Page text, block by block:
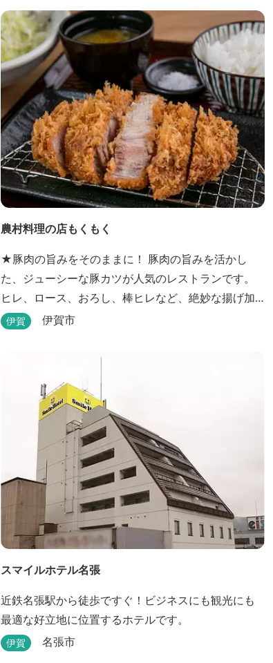
農村料理の店もくもく
★豚肉の旨みをそのままに！ 豚肉の旨みを活かし
た、ジューシーな豚カツが人気のレストランです。
ヒレ、ロース、おろし、棒ヒレなど、絶妙な揚げ加
減を追求した豚カツです。揚げたてを食べていただ
や三重のそば粉を使用してつくる、喉ごしの良い昔
ながらのお蕎麦...
伊賀 伊賀市
スマイルホテル名張
近鉄名張駅から徒歩ですぐ！ビジネスにも観光にも
最適な好立地に位置するホテルです。
伊賀 名張市